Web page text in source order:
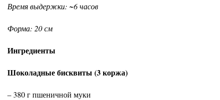
Время выдержки: ~6 часов
Форма: 20 см
Ингредиенты
Шоколадные бисквиты (3 коржа)
– 380 г пшеничной муки